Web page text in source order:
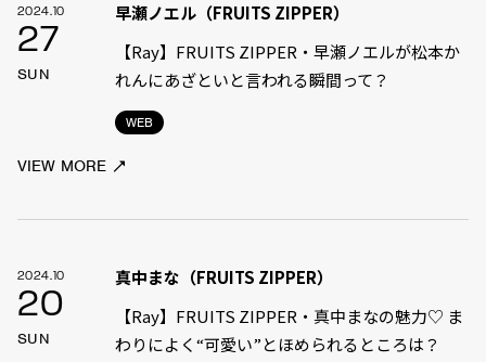
2024.10
27
SUN
WEB
早瀬ノエル（FRUITS ZIPPER）
【Ray】FRUITS ZIPPER・早瀬ノエルが松本か
れんにあざといと言われる瞬間って？
VIEW MORE
2024.10
20
SUN
真中まな（FRUITS ZIPPER）
【Ray】FRUITS ZIPPER・真中まなの魅力♡ ま
わりによく“可愛い”とほめられるところは？